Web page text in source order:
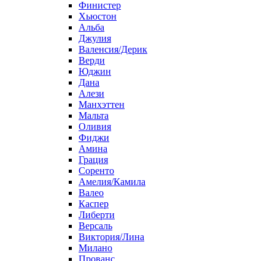
Финистер
Хьюстон
Альба
Джулия
Валенсия/Дерик
Верди
Юджин
Дана
Алези
Манхэттен
Мальта
Оливия
Фиджи
Амина
Грация
Соренто
Амелия/Камила
Валео
Каспер
Либерти
Версаль
Виктория/Лина
Милано
Прованс